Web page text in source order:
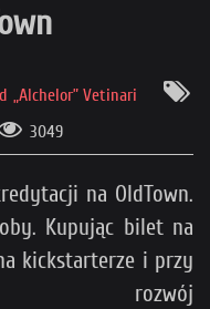
„Alchelor” Vetinari
3049
na OldTown.
Kupując bilet na
kickstarterze i przy
rozwój